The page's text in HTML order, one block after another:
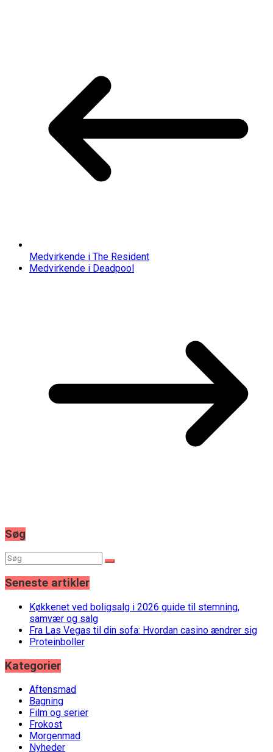
Medvirkende i The Resident
Medvirkende i Deadpool
Søg
Seneste artikler
Køkkenet ved boligsalg i 2026 guide til stemning,
samvær og salg
Fra Las Vegas til din sofa: Hvordan casino ændrer sig
Proteinboller
Kategorier
Aftensmad
Bagning
Film og serier
Frokost
Morgenmad
Nyheder